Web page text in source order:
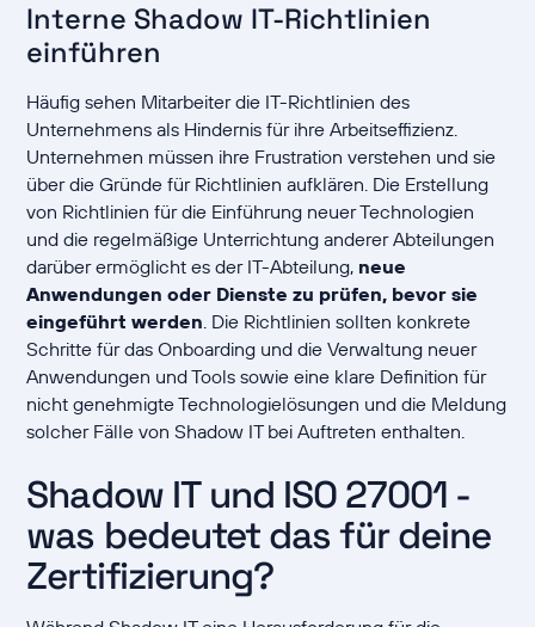
Interne Shadow IT-Richtlinien
einführen
Häufig sehen Mitarbeiter die IT-Richtlinien des
Unternehmens als Hindernis für ihre Arbeitseffizienz.
Unternehmen müssen ihre Frustration verstehen und sie
über die Gründe für Richtlinien aufklären. Die Erstellung
von Richtlinien für die Einführung neuer Technologien
und die regelmäßige Unterrichtung anderer Abteilungen
darüber ermöglicht es der IT-Abteilung, neue
Anwendungen oder Dienste zu prüfen, bevor sie
eingeführt werden . Die Richtlinien sollten konkrete
Schritte für das Onboarding und die Verwaltung neuer
Anwendungen und Tools sowie eine klare Definition für
nicht genehmigte Technologielösungen und die Meldung
solcher Fälle von Shadow IT bei Auftreten enthalten.
Shadow IT und ISO 27001 -
was bedeutet das für deine
Zertifizierung?